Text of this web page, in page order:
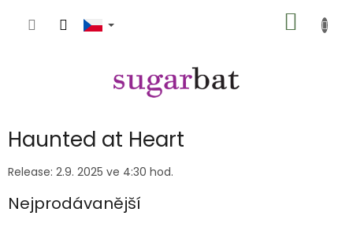
KOŠÍK
Haunted at Heart
Release: 2.9. 2025 ve 4:30 hod.
Nejprodávanější